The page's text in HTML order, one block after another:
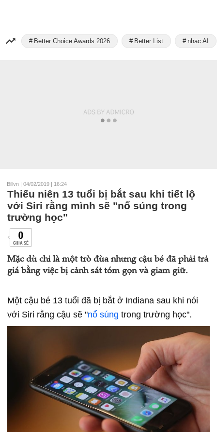
Better Choice Awards 2026 Better List nhạc AI
Billvn | 04/02/2019 | 16:24
Thiếu niên 13 tuổi bị bắt sau khi tiết lộ
với Siri rằng mình sẽ "nổ súng trong
trường học"
0
CHIA SẺ
Mặc dù chỉ là một trò đùa nhưng cậu bé đã phải trả
giá bằng việc bị cảnh sát tóm gọn và giam giữ.
Một cậu bé 13 tuổi đã bị bắt ở Indiana sau khi nói
với Siri rằng cậu sẽ "nổ súng trong trường học".